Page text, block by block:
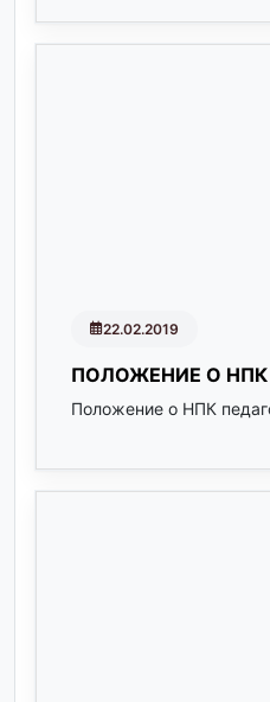
22.02.2019
ПОЛОЖЕНИЕ О НПК
Положение о НПК